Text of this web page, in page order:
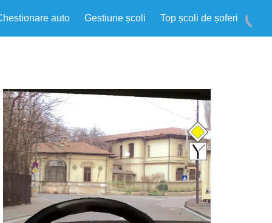
auto Gestiune școli Top școli de șoferi